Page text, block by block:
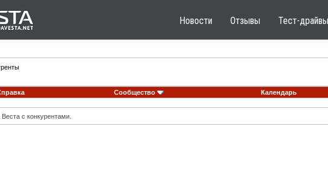
Новости Отзывы Тест-драйвы
Сообщество Календарь
с конкурентами.